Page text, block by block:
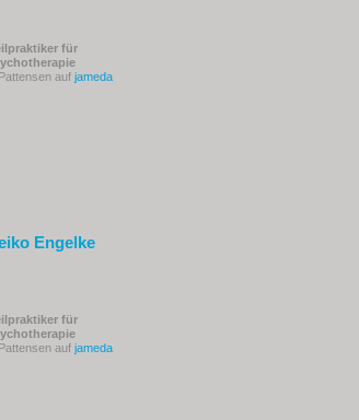
für
auf jameda
Engelke
für
auf jameda